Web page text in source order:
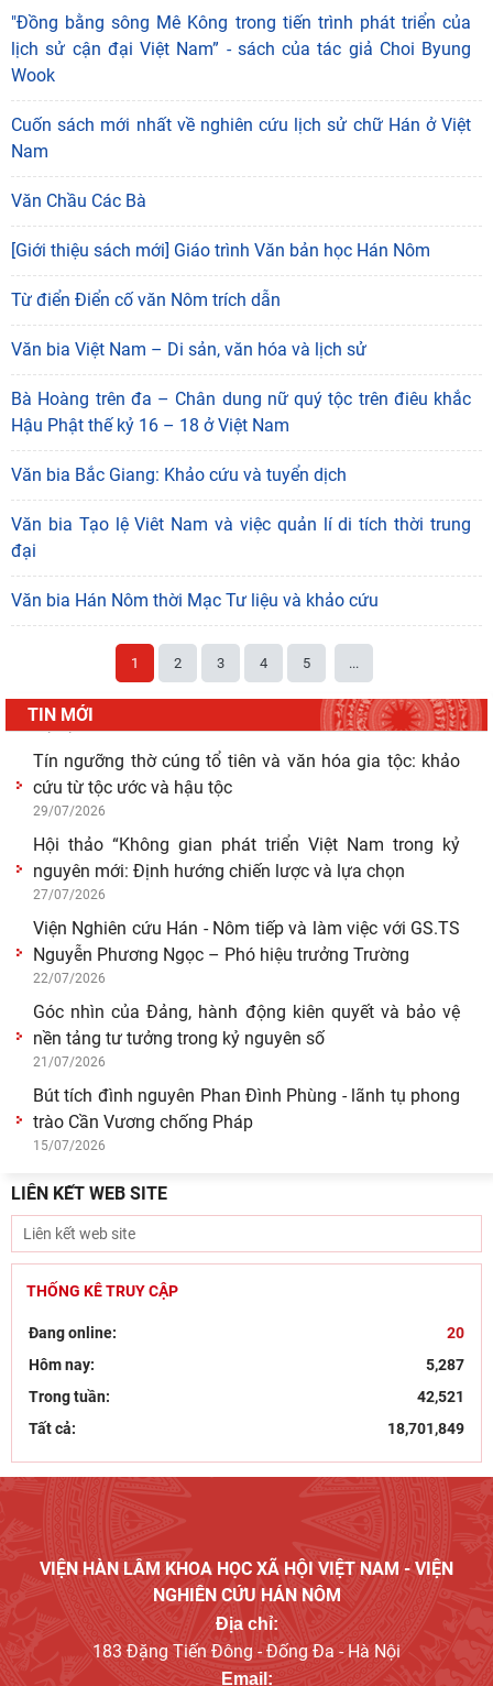
"Đồng bằng sông Mê Kông trong tiến trình phát triển của
lịch sử cận đại Việt Nam” - sách của tác giả Choi Byung
Wook
Cuốn sách mới nhất về nghiên cứu lịch sử chữ Hán ở Việt
Nam
Văn Chầu Các Bà
[Giới thiệu sách mới] Giáo trình Văn bản học Hán Nôm
Từ điển Điển cố văn Nôm trích dẫn
Văn bia Việt Nam – Di sản, văn hóa và lịch sử
Bà Hoàng trên đa – Chân dung nữ quý tộc trên điêu khắc
Hậu Phật thế kỷ 16 – 18 ở Việt Nam
Văn bia Bắc Giang: Khảo cứu và tuyển dịch
Văn bia Tạo lệ Viêt Nam và việc quản lí di tích thời trung
đại
Văn bia Hán Nôm thời Mạc Tư liệu và khảo cứu
1 2 3 4 5 ...
TIN MỚI
của lịch sử cận đại Việt Nam” - sách của tác
Hoạt động khoa học của Trung tâm Văn hiến học cổ
điển - Viện Nghiên cứu Hán - Nôm tại tỉnh Lạng Sơn
04/08/2026
Lớp bồi dưỡng Hán Nôm cơ bản cho viên chức Viện
chương
03/08/2026
Giá trị truyền thống trong xây dựng và hoàn thiện hệ
thống thực thi quyền hành pháp ở Việt Nam hiện
Giá trị truyền thống trong xây dựng và hoàn thiện hệ
thống thực thi quyền hành pháp ở Việt Nam hiện
29/07/2026
Tín ngưỡng thờ cúng tổ tiên và văn hóa gia tộc: khảo
cứu từ tộc ước và hậu tộc
29/07/2026
Hội thảo “Không gian phát triển Việt Nam trong kỷ
nguyên mới: Định hướng chiến lược và lựa chọn
27/07/2026
Viện Nghiên cứu Hán - Nôm tiếp và làm việc với GS.TS
Nguyễn Phương Ngọc – Phó hiệu trưởng Trường
22/07/2026
Góc nhìn của Đảng, hành động kiên quyết và bảo vệ
nền tảng tư tưởng trong kỷ nguyên số
21/07/2026
Bút tích đình nguyên Phan Đình Phùng - lãnh tụ phong
trào Cần Vương chống Pháp
15/07/2026
LIÊN KẾT WEB SITE
THỐNG KÊ TRUY CẬP
Đang online:
20
Hôm nay:
5,287
Trong tuần:
42,521
Tất cả:
18,701,849
VIỆN HÀN LÂM KHOA HỌC XÃ HỘI VIỆT NAM - VIỆN
NGHIÊN CỨU HÁN NÔM
Địa chỉ:
183 Đặng Tiến Đông - Đống Đa - Hà Nội
Email: